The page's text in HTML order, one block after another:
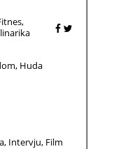
Huda
Intervju Film